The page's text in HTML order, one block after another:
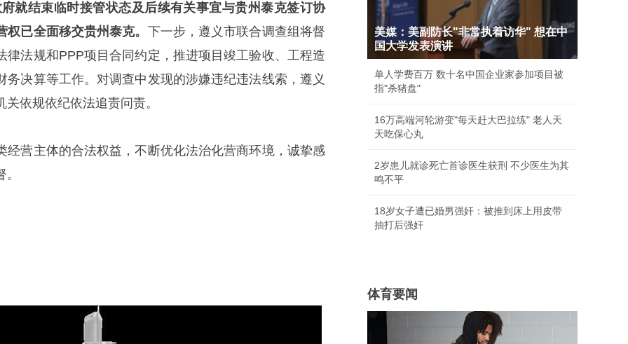
就结束临时接管状态及后续有关事宜与贵州泰克签订协
已全面移交贵州泰克。 下一步，遵义市联合调查组将督
律法规和PPP项目合同约定，推进项目竣工验收、工程造
务决算等工作。对调查中发现的涉嫌违纪违法线索，遵义
依规依纪依法追责问责。
经营主体的合法权益，不断优化法治化营商环境，诚挚感
美媒：美副防长"非常执着访华" 想在中
国大学发表演讲
单人学费百万 数十名中国企业家参加项目被
指"杀猪盘"
16万高端河轮游变"每天赶大巴拉练" 老人天
天吃保心丸
2岁患儿就诊死亡首诊医生获刑 不少医生为其
鸣不平
18岁女子遭已婚男强奸：被推到床上用皮带
抽打后强奸
体育要闻